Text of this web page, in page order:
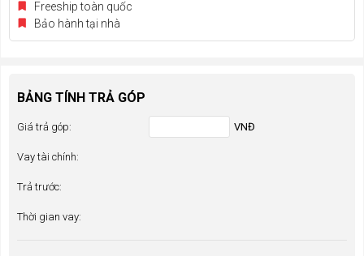
Freeship toàn quốc
Bảo hành tại nhà
BẢNG TÍNH TRẢ GÓP
Giá trả góp: VNĐ
Vay tài chính:
Trả trước:
Thời gian vay: